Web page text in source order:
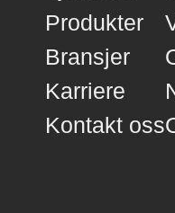
Produkter
Bransjer
Karriere
Kontakt oss